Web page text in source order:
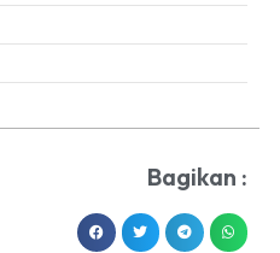
Bagikan :